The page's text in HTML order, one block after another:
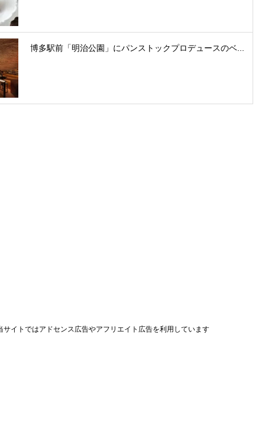
博多駅前「明治公園」にパンストックプロデュースのベ...
サイトではアドセンス広告やアフリエイト広告を利用しています